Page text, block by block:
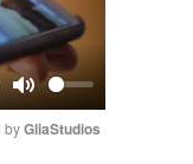
Mute
by GliaStudios